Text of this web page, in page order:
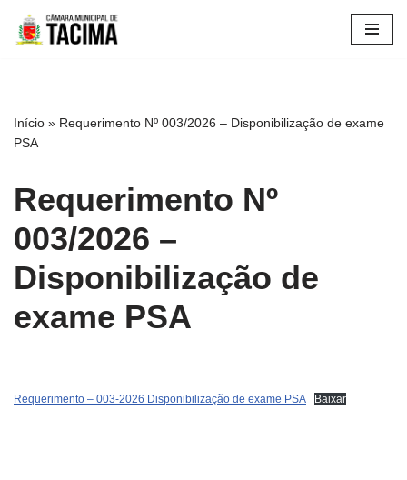
Pular
Início » Requerimento Nº 003/2026 – Disponibilização de exame
PSA
Requerimento Nº
003/2026 –
Disponibilização de
exame PSA
Requerimento – 003-2026 Disponibilização de exame PSA Baixar